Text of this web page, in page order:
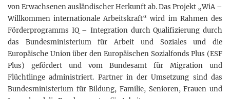
von Erwachsenen ausländischer Herkunft ab. Das Projekt „WiA –
Willkommen internationale Arbeitskraft“ wird im Rahmen des
Förderprogramms IQ – Integration durch Qualifizierung durch
das Bundesministerium für Arbeit und Soziales und die
Europäische Union über den Europäischen Sozialfonds Plus (ESF
Plus) gefördert und vom Bundesamt für Migration und
Flüchtlinge administriert. Partner in der Umsetzung sind das
Bundesministerium für Bildung, Familie, Senioren, Frauen und